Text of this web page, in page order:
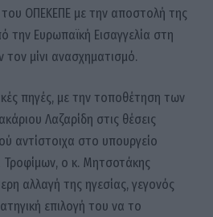
ΟΠΕΚΕΠΕ με την αποστολή της
την Ευρωπαϊκή Εισαγγελία στη
μίνι ανασχηματισμό.
πηγές, με την τοποθέτηση των
Λαζαρίδη στις θέσεις
αντίστοιχα στο υπουργείο
Τροφίμων, ο κ. Μητσοτάκης
αλλαγή της ηγεσίας, γεγονός
επιλογή του να το